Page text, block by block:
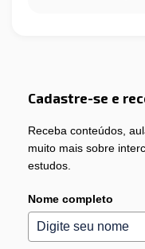
Cadastre-se e
Receba conteúdos,
muito mais sobre
estudos.
Nome completo